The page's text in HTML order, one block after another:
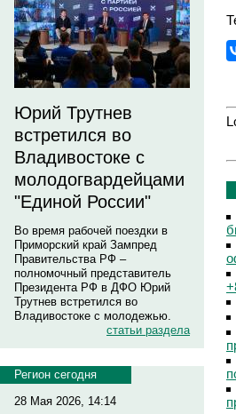
Юрий Трутнев
встретился во
Владивостоке с
молодогвардейцами
"Единой России"
Во время рабочей поездки в
Приморский край Зампред
Правительства РФ –
полномочный представитель
Президента РФ в ДФО Юрий
Трутнев встретился во
Владивостоке с молодежью.
статьи раздела
Регион сегодня
28 Мая 2026, 14:14